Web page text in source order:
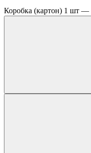
Коробка (картон) 1 шт —